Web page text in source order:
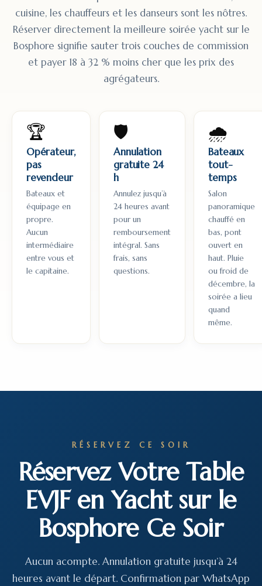
cuisine, les chauffeurs et les danseurs sont les nôtres.
Réserver directement la meilleure soirée yacht sur le
Bosphore signifie sauter trois couches de commission
et payer 18 à 32 % moins cher que les prix des
agrégateurs.
🏆
Opérateur,
pas
revendeur
Bateaux et
équipage en
propre.
Aucun
intermédiaire
entre vous et
le capitaine.
🛡️
Annulation
gratuite 24
h
Annulez jusqu’à
24 heures avant
pour un
remboursement
intégral. Sans
frais, sans
questions.
🌧️
Bateaux
tout-
temps
Salon
panoramique
chauffé en
bas, pont
ouvert en
haut. Pluie
ou froid de
décembre, la
soirée a lieu
quand
même.
RÉSERVEZ CE SOIR
Réservez Votre Table
EVJF en Yacht sur le
Bosphore Ce Soir
Aucun acompte. Annulation gratuite jusqu’à 24
heures avant le départ. Confirmation par WhatsApp